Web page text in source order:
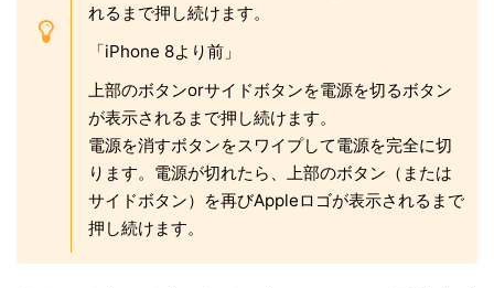
れるまで押し続けます。
「iPhone 8より前」
上部のボタンorサイドボタンを電源を切るボタン
が表示されるまで押し続けます。
電源を消すボタンをスワイプして電源を完全に切
ります。電源が切れたら、上部のボタン（または
サイドボタン）を再びAppleロゴが表示されるまで
押し続けます。